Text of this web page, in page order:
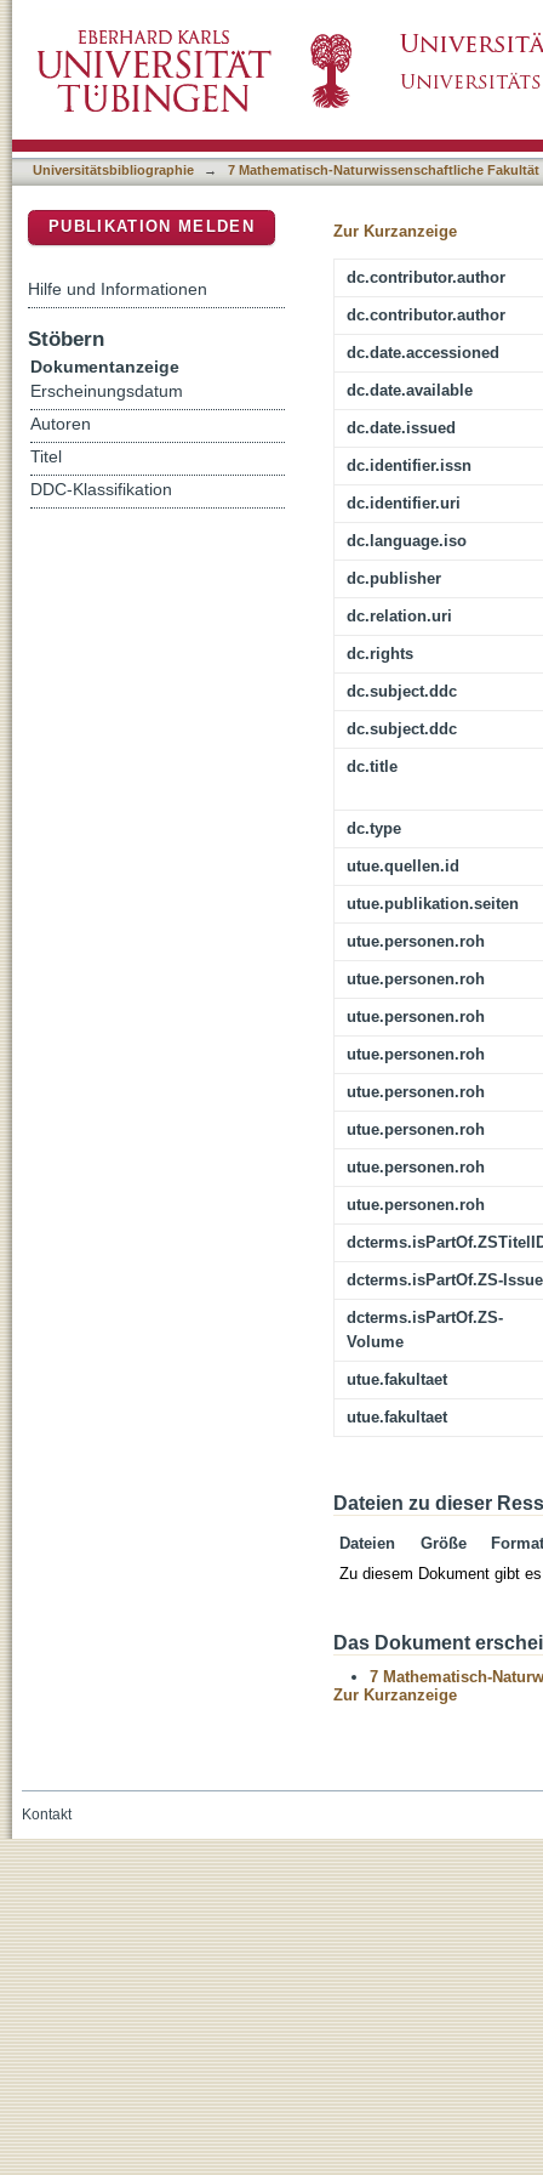
Streptomyces coelicolor
Universitätsbibliographie → 7 Mathematisch-Naturwissenschaftliche Fakultät
Zur Kurzanzeige
dc.contributor.author
dc.contributor.author
dc.date.accessioned
dc.date.available
dc.date.issued
dc.identifier.issn
dc.identifier.uri
dc.language.iso
dc.publisher
dc.relation.uri
dc.rights
dc.subject.ddc
dc.subject.ddc
dc.title
dc.type
utue.quellen.id
utue.publikation.seiten
utue.personen.roh
utue.personen.roh
utue.personen.roh
utue.personen.roh
utue.personen.roh
utue.personen.roh
utue.personen.roh
utue.personen.roh
dcterms.isPartOf.ZS-Issue
dcterms.isPartOf.ZS-
Volume
utue.fakultaet
utue.fakultaet
Dateien zu dieser
Dateien Größe
Format
Zu diesem Dokument gibt
Das Dokument
7 Mathematisch-
Zur Kurzanzeige
PUBLIKATION MELDEN
Hilfe und Informationen
Stöbern
Dokumentanzeige
Erscheinungsdatum
Autoren
Titel
DDC-Klassifikation
Kontakt